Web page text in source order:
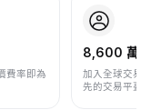
費率即為
8,600 萬+
加入全球交易
先的交易平臺